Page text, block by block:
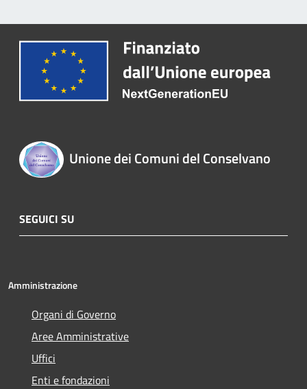
Unione dei Comuni del Conselvano
SEGUICI SU
Amministrazione
Organi di Governo
Aree Amministrative
Uffici
Enti e fondazioni